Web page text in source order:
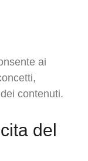
ai
contenuti.
del